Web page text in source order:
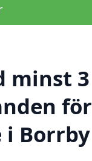
minst 3
för
Borrby